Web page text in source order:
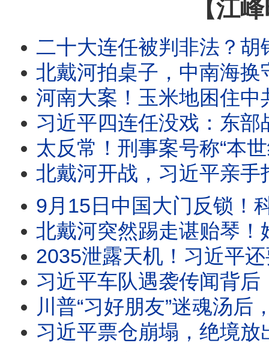
【江
二十大连任被判非法？胡锦涛握军权，曾庆红逼宫习近平，胡
北戴河拍桌子，中南海换守门人：西城区突换书记，
河南大案！玉米地困住中共，重金悬赏无人举报反而偷偷送饭：从杨佳
习近平四连任没戏：东部战区提灭包计划；西部战区逼
太反常！刑事案号称“本世纪最低”却要全国扫黑？习近平突发“1年全国内斗令”！抓
北戴河开战，习近平亲手打造的“紫金酒窖”被砸！五中全会前元老派断习的粮草，
9月15日中国大门反锁！科技人才不准出境，来去自由，中国大门永远敞开承诺成
北戴河突然踢走谌贻琴！她曾坐镇习近平730票全票大会、捧出贵州脱
2035泄露天机！习近平还要干九年？医疗承诺烂尾
习近平车队遇袭传闻背后：军委名单一夜消失，习近平落入权
川普“习好朋友”迷魂汤后，美军2026西太SQUAD四方合围，中共围台战略已成泡影； 美海岸巡
习近平票仓崩塌，绝境放出胡死讯；温家宝率元老反